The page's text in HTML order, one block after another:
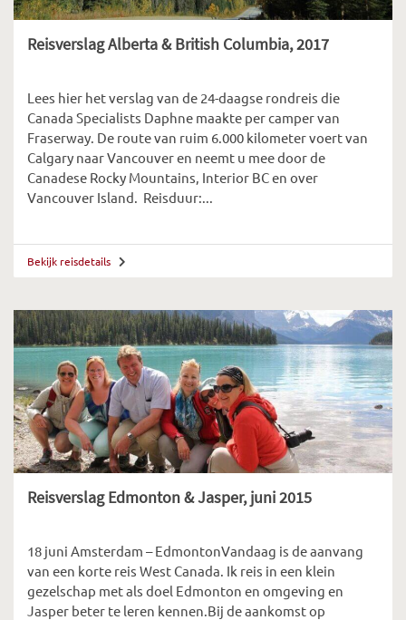
Reisverslag Alberta & British Columbia, 2017
Lees hier het verslag van de 24-daagse rondreis die
Canada Specialists Daphne maakte per camper van
Fraserway. De route van ruim 6.000 kilometer voert van
Calgary naar Vancouver en neemt u mee door de
Canadese Rocky Mountains, Interior BC en over
Vancouver Island. Reisduur:...
Bekijk reisdetails
Reisverslag Edmonton & Jasper, juni 2015
18 juni Amsterdam – EdmontonVandaag is de aanvang
van een korte reis West Canada. Ik reis in een klein
gezelschap met als doel Edmonton en omgeving en
Jasper beter te leren kennen.Bij de aankomst op